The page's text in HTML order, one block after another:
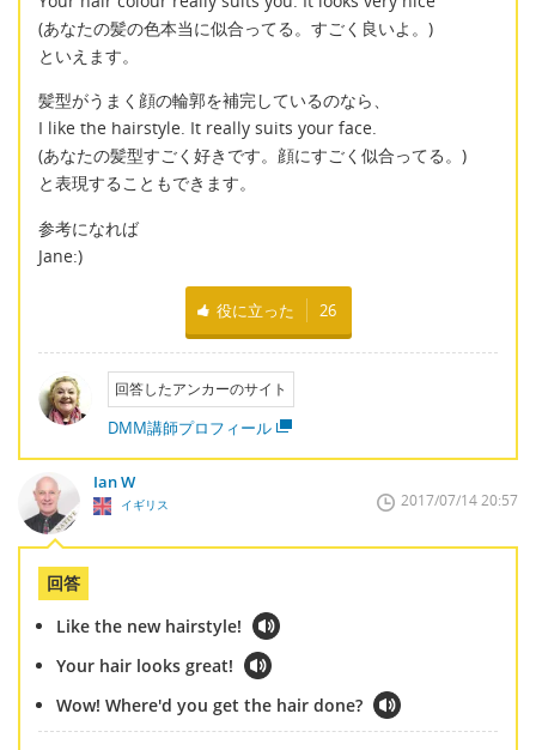
(あなたの髪の色本当に似合ってる。すごく良いよ。)
といえます。
髪型がうまく顔の輪郭を補完しているのなら、
I like the hairstyle. It really suits your face.
(あなたの髪型すごく好きです。顔にすごく似合ってる。)
と表現することもできます。
参考になれば
Jane:)
役に立った 26
回答したアンカーのサイト
DMM講師プロフィール
Ian W
イギリス 2017/07/14 20:57
回答
Like the new hairstyle!
Your hair looks great!
Wow! Where'd you get the hair done?